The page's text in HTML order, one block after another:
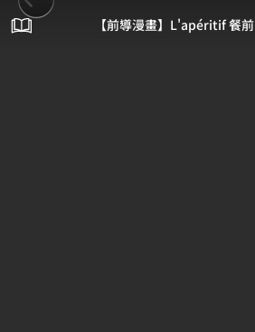
【前導漫畫】L'apéritif 餐前